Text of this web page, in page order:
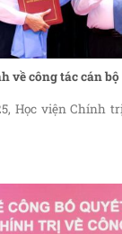
về công tác cán bộ
Học viện Chính